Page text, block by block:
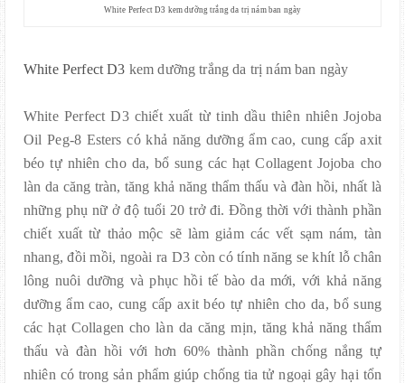
White Perfect D3 kem dưỡng trắng da trị nám ban ngày
White Perfect D3 kem dưỡng trắng da trị nám ban ngày
White Perfect D3 chiết xuất từ tinh dầu thiên nhiên Jojoba
Oil Peg-8 Esters có khả năng dưỡng ẩm cao, cung cấp axit
béo tự nhiên cho da, bổ sung các hạt Collagent Jojoba cho
làn da căng tràn, tăng khả năng thẩm thấu và đàn hồi, nhất là
những phụ nữ ở độ tuổi 20 trở đi. Đồng thời với thành phần
chiết xuất từ thảo mộc sẽ làm giảm các vết sạm nám, tàn
nhang, đồi mồi, ngoài ra D3 còn có tính năng se khít lỗ chân
lông nuôi dưỡng và phục hồi tế bào da mới, với khả năng
dưỡng ẩm cao, cung cấp axit béo tự nhiên cho da, bổ sung
các hạt Collagen cho làn da căng mịn, tăng khả năng thẩm
thấu và đàn hồi với hơn 60% thành phần chống nắng tự
nhiên có trong sản phẩm giúp chống tia tử ngoại gây hại tổn